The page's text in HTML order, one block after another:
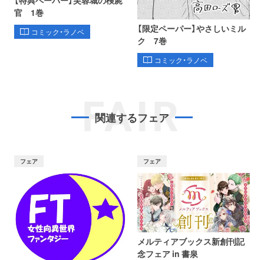
官 1巻
コミック・ラノベ
【限定ペーパー】やさしいミル
ク 7巻
コミック・ラノベ
FAIR
関連するフェア
フェア フェア
メルティアブックス新創刊記
念フェア in 書泉